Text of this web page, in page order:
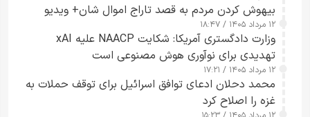
بیهوش کردن مردم به قصد تاراج اموال شان+ ویدیو
۱۲ مرداد ۱۴۰۵ / ۱۸:۴۷
وزارت دادگستری آمریکا: شکایت NAACP علیه xAI
تهدیدی برای نوآوری هوش مصنوعی است
۱۲ مرداد ۱۴۰۵ / ۱۷:۲۱
محمد دحلان ادعای توافق اسرائیل برای توقف حملات به
غزه را اصلاح کرد